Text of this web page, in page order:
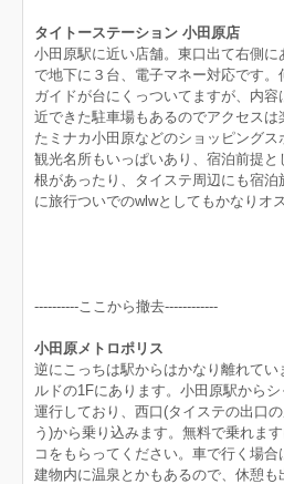
タイトーステーション 小田原店
小田原駅に近い店舗。東口出て右側に
で地下に３台、電子マネー対応です。
ガイドが台にくっついてますが、内
近できた駐車場もあるのでアクセス
たミナカ小田原などのショッピング
観光名所もいっぱいあり、宿泊前提
根があったり、タイステ周辺にも宿
に旅行ついでのwlwとしてもかなりオス
----------ここから撤去------------
小田原メトロポリス
逆にこっちは駅からはかなり離れて
ルドの1Fにあります。小田原駅から
運行しており、西口(タイステの出口
う)から乗り込みます。無料で乗れま
コをもらってください。車で行く場合
建物内に温泉とかもあるので、休憩も